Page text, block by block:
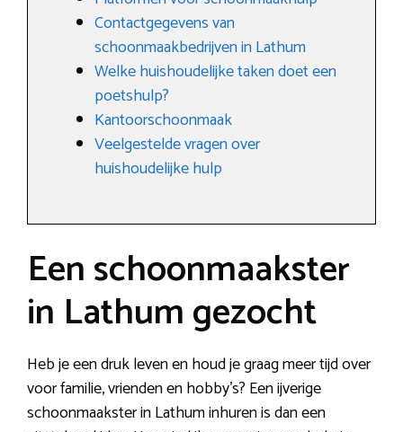
Contactgegevens van
schoonmaakbedrijven in Lathum
Welke huishoudelijke taken doet een
poetshulp?
Kantoorschoonmaak
Veelgestelde vragen over
huishoudelijke hulp
Een schoonmaakster
in Lathum gezocht
Heb je een druk leven en houd je graag meer tijd over
voor familie, vrienden en hobby’s? Een ijverige
schoonmaakster in Lathum inhuren is dan een